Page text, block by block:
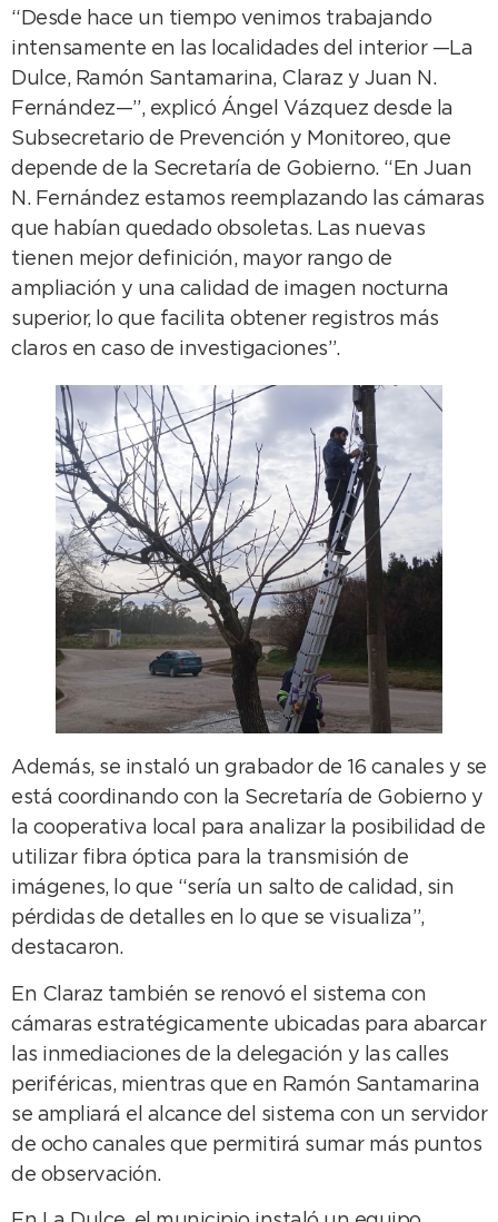
“Desde hace un tiempo venimos trabajando
intensamente en las localidades del interior —La
Dulce, Ramón Santamarina, Claraz y Juan N.
Fernández—”, explicó Ángel Vázquez desde la
Subsecretario de Prevención y Monitoreo, que
depende de la Secretaría de Gobierno. “En Juan
N. Fernández estamos reemplazando las cámaras
que habían quedado obsoletas. Las nuevas
tienen mejor definición, mayor rango de
ampliación y una calidad de imagen nocturna
superior, lo que facilita obtener registros más
claros en caso de investigaciones”.
Además, se instaló un grabador de 16 canales y se
está coordinando con la Secretaría de Gobierno y
la cooperativa local para analizar la posibilidad de
utilizar fibra óptica para la transmisión de
imágenes, lo que “sería un salto de calidad, sin
pérdidas de detalles en lo que se visualiza”,
destacaron.
En Claraz también se renovó el sistema con
cámaras estratégicamente ubicadas para abarcar
las inmediaciones de la delegación y las calles
periféricas, mientras que en Ramón Santamarina
se ampliará el alcance del sistema con un servidor
de ocho canales que permitirá sumar más puntos
de observación.